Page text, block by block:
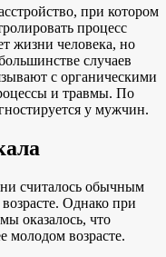
при котором
процесс
жизни человека, но
случаев
с органическими
и травмы. По
у мужчин.
считалось обычным
Однако при
оказалось, что
молодом возрасте.